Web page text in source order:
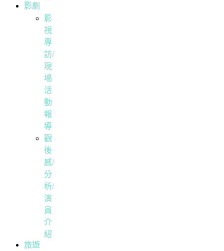
影劇
影
視
專
訪/
現
場
活
動
報
導
觀
後
感/
分
析/
演
員
介
紹
旅遊